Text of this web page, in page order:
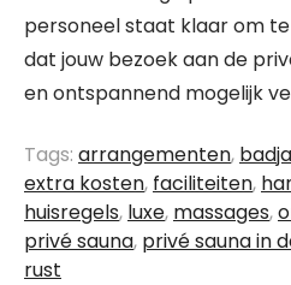
personeel staat klaar om
dat jouw bezoek aan de
en ontspannend mogelijk
Tags: arrangementen,
extra kosten, faciliteiten,
huisregels, luxe, massages,
privé sauna, privé sauna in
rust